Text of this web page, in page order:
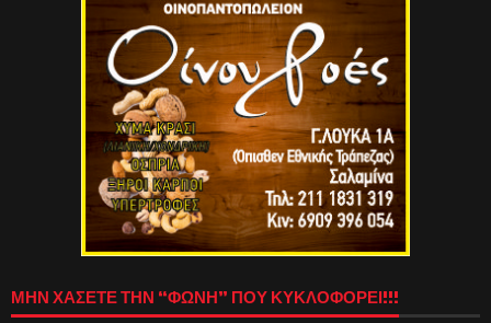
ΜΗΝ ΧΑΣΕΤΕ ΤΗΝ “ΦΩΝΗ” ΠΟΥ ΚΥΚΛΟΦΟΡΕΙ!!!